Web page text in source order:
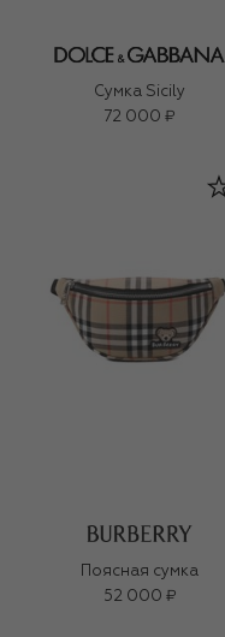
Сумка Sicily
72 000 ₽
Поясная сумка
52 000 ₽